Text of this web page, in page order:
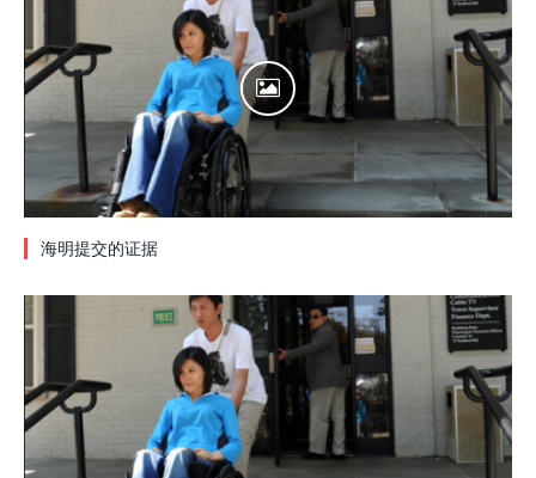
海明提交的证据